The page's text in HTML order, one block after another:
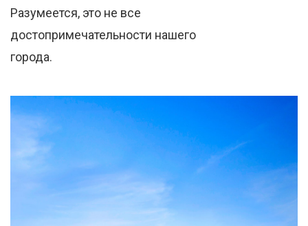
Разумеется, это не все
достопримечательности нашего
города.